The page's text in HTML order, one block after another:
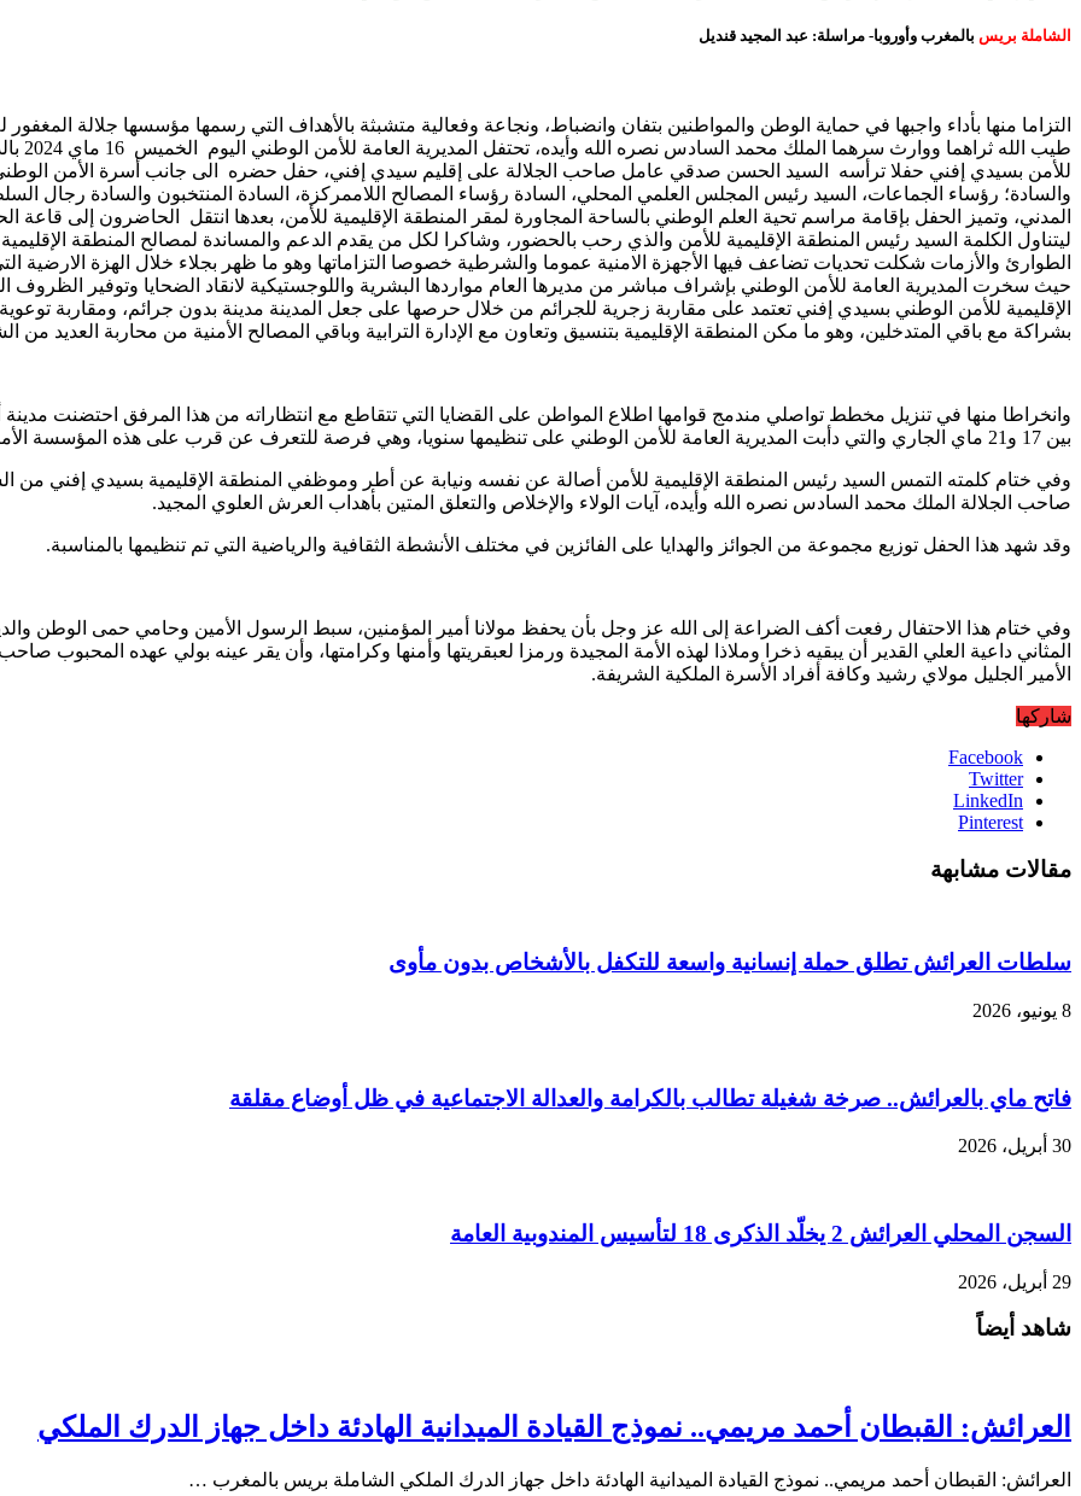
الشاملة بريس بالمغرب وأوروبا- مراسلة: عبد المجيد قنديل
التزاما منها بأداء واجبها في حماية الوطن والمواطنين بتفان وانضباط، ونجاعة وفعالية متشبثة بالأهداف التي رسمها مؤسسها جلالة
للأمن بسيدي إفني حفلا ترأسه السيد الحسن صدقي عامل صاحب الجلالة على إقليم سيدي إفني، حفل حضره الى جانب أسرة الأمن
والسادة؛ رؤساء الجماعات، السيد رئيس المجلس العلمي المحلي، السادة رؤساء المصالح اللاممركزة، السادة المنتخبون والسادة رجال
المدني، وتميز الحفل بإقامة مراسم تحية العلم الوطني بالساحة المجاورة لمقر المنطقة الإقليمية للأمن، بعدها انتقل الحاضرون إلى قاعة
ليتناول الكلمة السيد رئيس المنطقة الإقليمية للأمن والذي رحب بالحضور، وشاكرا لكل من يقدم الدعم والمساندة لمصالح المنطقة
حيث سخرت المديرية العامة للأمن الوطني بإشراف مباشر من مديرها العام مواردها البشرية واللوجستيكية لانقاد الضحايا وتوفير الظروف
الإقليمية للأمن الوطني بسيدي إفني تعتمد على مقاربة زجرية للجرائم من خلال حرصها على جعل المدينة مدينة بدون جرائم، ومقاربة
بشراكة مع باقي المتدخلين، وهو ما مكن المنطقة الإقليمية بتنسيق وتعاون مع الإدارة الترابية وباقي المصالح الأمنية من محاربة العديد من
وانخراطا منها في تنزيل مخطط تواصلي مندمج قوامها اطلاع المواطن على القضايا التي تتقاطع مع انتظاراته من هذا المرفق احتضنت مدينة
بين 17 و21 ماي الجاري والتي دأبت المديرية العامة للأمن الوطني على تنظيمها سنويا، وهي فرصة للتعرف عن قرب على هذه المؤسسة الأمنية وعلى الخدمات التي تسديها حفاظا على أمن وسلامة المواطنين.
وفي ختام كلمته التمس السيد رئيس المنطقة الإقليمية للأمن أصالة عن نفسه ونيابة عن أطر وموظفي المنطقة الإقليمية بسيدي إفني من
صاحب الجلالة الملك محمد السادس نصره الله وأيده، آيات الولاء والإخلاص والتعلق المتين بأهداب العرش العلوي المجيد.
وقد شهد هذا الحفل توزيع مجموعة من الجوائز والهدايا على الفائزين في مختلف الأنشطة الثقافية والرياضية التي تم تنظيمها بالمناسبة.
وفي ختام هذا الاحتفال رفعت أكف الضراعة إلى الله عز وجل بأن يحفظ مولانا أمير المؤمنين، سبط الرسول الأمين وحامي حمى الوطن
المثاني داعية العلي القدير أن يبقيه ذخرا وملاذا لهذه الأمة المجيدة ورمزا لعبقريتها وأمنها وكرامتها، وأن يقر عينه بولي عهده
الأمير الجليل مولاي رشيد وكافة أفراد الأسرة الملكية الشريفة.
شاركها
Facebook
Twitter
LinkedIn
Pinterest
مقالات مشابهة
سلطات العرائش تطلق حملة إنسانية واسعة للتكفل بالأشخاص بدون مأوى
8 يونيو، 2026
فاتح ماي بالعرائش.. صرخة شغيلة تطالب بالكرامة والعدالة الاجتماعية في ظل أوضاع مقلقة
30 أبريل، 2026
السجن المحلي العرائش 2 يخلّد الذكرى 18 لتأسيس المندوبية العامة
29 أبريل، 2026
شاهد أيضاً
العرائش: القبطان أحمد مريمي.. نموذج القيادة الميدانية الهادئة داخل جهاز الدرك الملكي
العرائش: القبطان أحمد مريمي.. نموذج القيادة الميدانية الهادئة داخل جهاز الدرك الملكي الشاملة بريس بالمغرب …